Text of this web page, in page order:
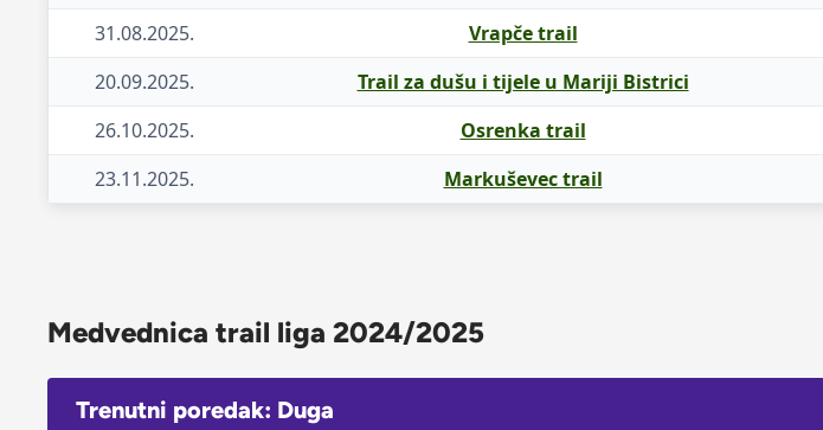
31.08.2025.
Vrapče trail
20.09.2025.
Trail za dušu i tijele u Mariji Bistrici
26.10.2025.
Osrenka trail
23.11.2025.
Markuševec trail
Medvednica trail liga 2024/2025
Trenutni poredak: Duga